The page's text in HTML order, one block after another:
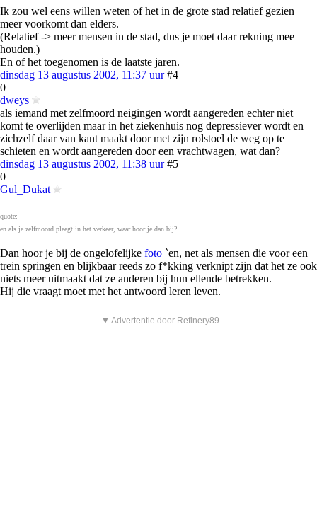
Ik zou wel eens willen weten of het in de grote stad relatief gezien
meer voorkomt dan elders.
(Relatief -> meer mensen in de stad, dus je moet daar rekning mee
houden.)
En of het toegenomen is de laatste jaren.
dinsdag 13 augustus 2002, 11:37 uur #4
0
dweys
als iemand met zelfmoord neigingen wordt aangereden echter niet
komt te overlijden maar in het ziekenhuis nog depressiever wordt en
zichzelf daar van kant maakt door met zijn rolstoel de weg op te
schieten en wordt aangereden door een vrachtwagen, wat dan?
dinsdag 13 augustus 2002, 11:38 uur #5
0
Gul_Dukat
quote:
en als je zelfmoord pleegt in het verkeer, waar hoor je dan bij?
Dan hoor je bij de ongelofelijke foto `en, net als mensen die voor een
trein springen en blijkbaar reeds zo f*kking verknipt zijn dat het ze ook
niets meer uitmaakt dat ze anderen bij hun ellende betrekken.
Hij die vraagt moet met het antwoord leren leven.
▼ Advertentie door Refinery89